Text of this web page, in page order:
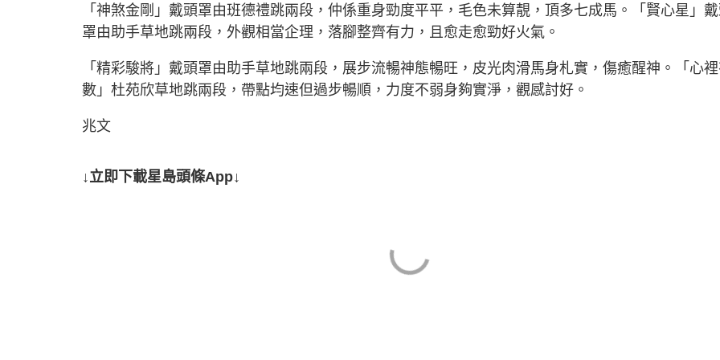
「神煞金剛」戴頭罩由班德禮跳兩段，仲係重身勁度平平，毛色未算靚，頂多七成馬。「賢心星」
罩由助手草地跳兩段，外觀相當企理，落腳整齊有力，且愈走愈勁好火氣。
「精彩駿將」戴頭罩由助手草地跳兩段，展步流暢神態暢旺，皮光肉滑馬身札實，傷癒醒神。「心
數」杜苑欣草地跳兩段，帶點均速但過步暢順，力度不弱身夠實淨，觀感討好。
兆文
↓立即下載星島頭條App↓